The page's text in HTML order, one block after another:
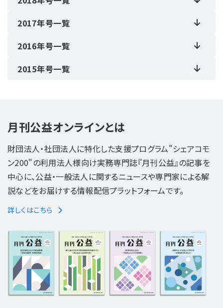
2017年号一覧
2016年号一覧
2015年号一覧
月刊公益オンラインとは
財団法人・社団法人に特化した支援プログラム"シェアコモ
ン200"の利用法人様向け実務専門誌『月刊公益』の記事を
中心に、公益・一般法人に関するニュースや専門家による解
説などをお届けする情報配信プラットフォームです。
詳しくはこちら